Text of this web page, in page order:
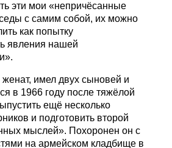
эти мои «непричёсанные
с самим собой, их можно
как попытку
явления нашей
имел двух сыновей и
в 1966 году после тяжёлой
ещё несколько
и подготовить второй
мыслей». Похоронен он с
на армейском кладбище в